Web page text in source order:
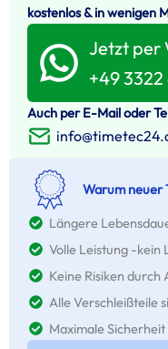
kostenlos & in wenigen
Jetzt per
+49 3322
Auch per E-Mail oder
Warum neuer
Längere
Volle Leistung -kein
Keine Risiken durch
Alle Verschleißteile
Maximale